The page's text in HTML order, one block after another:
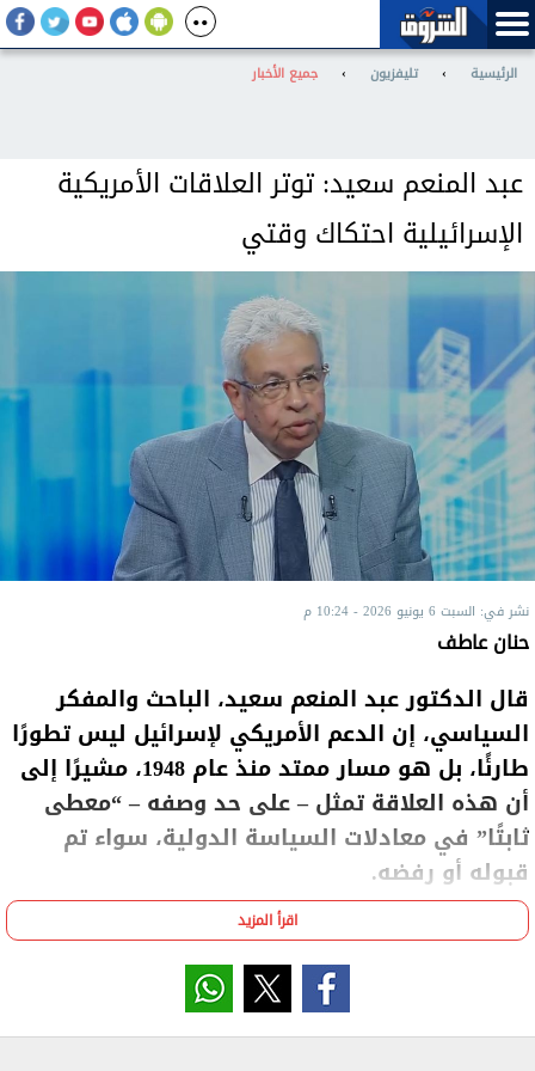
الرئيسية › تليفزيون › جميع الأخبار
عبد المنعم سعيد: توتر العلاقات الأمريكية
الإسرائيلية احتكاك وقتي
نشر في: السبت 6 يونيو 2026 - 10:24 م
حنان عاطف
قال الدكتور عبد المنعم سعيد، الباحث والمفكر
السياسي، إن الدعم الأمريكي لإسرائيل ليس تطورًا
طارئًا، بل هو مسار ممتد منذ عام 1948، مشيرًا إلى
أن هذه العلاقة تمثل – على حد وصفه – “معطى
ثابتًا” في معادلات السياسة الدولية، سواء تم
قبوله أو رفضه.
وأوضح "سعيد" عبر برنامج "العالم غدًا" على القناة الأولى،
اليوم السبت، أن العلاقة بين الولايات المتحدة وإسرائيل
تحمل طابعًا “عضويًا”، ما يجعلها أحد الأركان الأساسية
في المشهد الإقليمي، مؤكدًا أن المطلوب ليس التعجب
اقرأ المزيد